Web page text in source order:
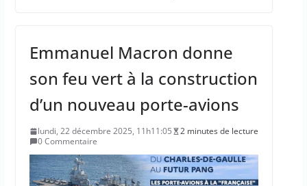
Emmanuel Macron donne
son feu vert à la construction
d’un nouveau porte-avions
lundi, 22 décembre 2025, 11h11:05
2 minutes de lecture
0 Commentaire